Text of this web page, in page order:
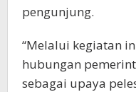
pengunjung.
“Melalui kegiatan
hubungan
sebagai upaya